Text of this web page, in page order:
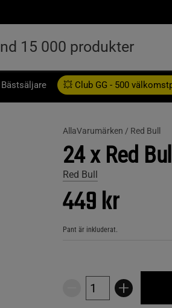
Bästsäljare 💥 Club GG - 500
AllaVarumärken / Red Bull
24 x Red
Red Bull
449 kr
Pant är inkluderat.